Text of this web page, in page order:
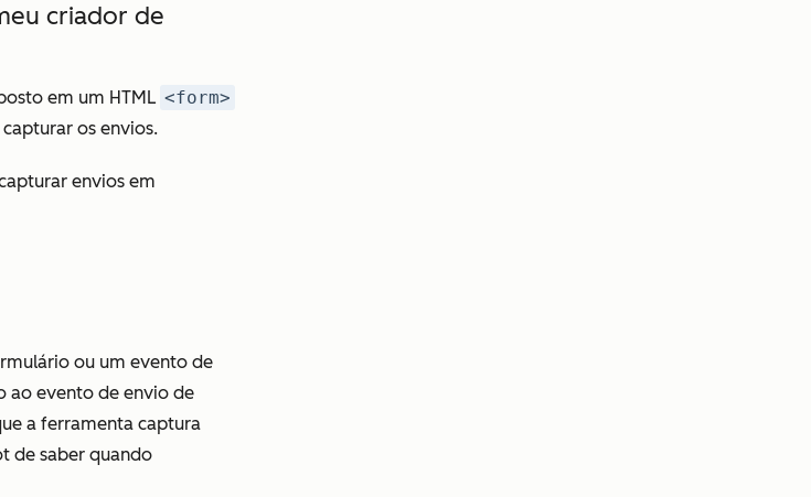
criador de
em um HTML <form>
os envios.
envios em
ou um evento de
ao evento de envio de
a ferramenta captura
de saber quando